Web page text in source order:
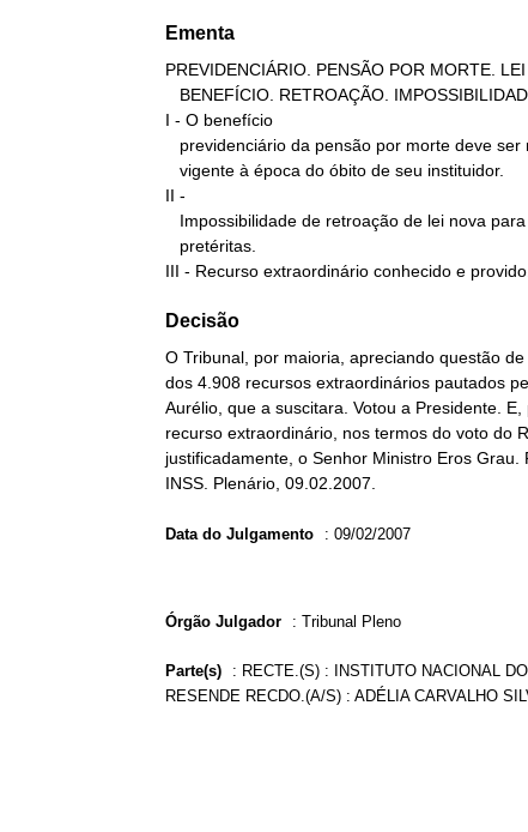
Ementa
PREVIDENCIÁRIO. PENSÃO POR MORTE.
I - O benefício
II -
III - Recurso extraordinário conhecido e
Decisão
O Tribunal, por maioria, apreciando questão
dos 4.908 recursos extraordinários pautados
Aurélio, que a suscitara. Votou a Presidente.
recurso extraordinário, nos termos do voto do
justificadamente, o Senhor Ministro Eros
INSS. Plenário, 09.02.2007.
Data do Julgamento : 09/02/2007
Órgão Julgador : Tribunal Pleno
Parte(s) : RECTE.(S) : INSTITUTO NACIONAL
RESENDE RECDO.(A/S) : ADÉLIA CARVALHO